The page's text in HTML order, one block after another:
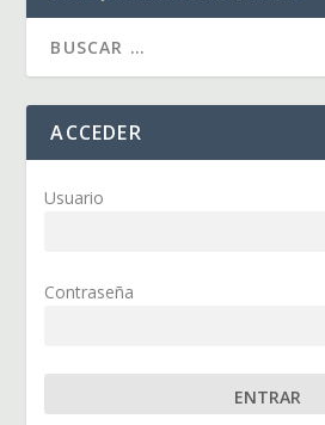
ACCEDER
Usuario
Contraseña